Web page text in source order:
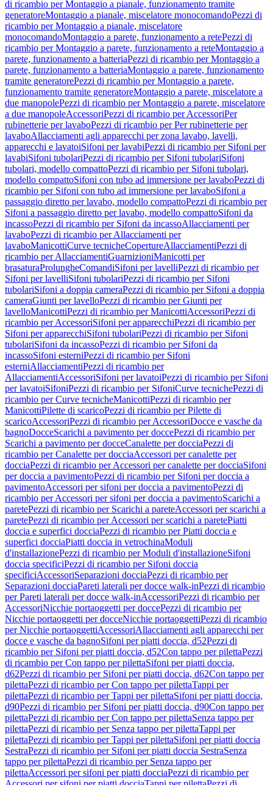
di ricambio per Montaggio a pianale, funzionamento tramite
generatoreMontaggio a pianale, miscelatore monocomandoPezzi di
ricambio per Montaggio a pianale, miscelatore
monocomandoMontaggio a parete, funzionamento a retePezzi di
ricambio per Montaggio a parete, funzionamento a reteMontaggio a
parete, funzionamento a batteriaPezzi di ricambio per Montaggio a
parete, funzionamento a batteriaMontaggio a parete, funzionamento
tramite generatorePezzi di ricambio per Montaggio a parete,
funzionamento tramite generatoreMontaggio a parete, miscelatore a
due manopolePezzi di ricambio per Montaggio a parete, miscelatore
a due manopoleAccessoriPezzi di ricambio per AccessoriPer
rubinetterie per lavaboPezzi di ricambio per Per rubinetterie per
lavaboAllacciamenti agli apparecchi per zona lavabo, lavelli,
apparecchi e lavatoiSifoni per lavabiPezzi di ricambio per Sifoni per
lavabiSifoni tubolariPezzi di ricambio per Sifoni tubolariSifoni
tubolari, modello compattoPezzi di ricambio per Sifoni tubolari,
modello compattoSifoni con tubo ad immersione per lavaboPezzi di
ricambio per Sifoni con tubo ad immersione per lavaboSifoni a
passaggio diretto per lavabo, modello compattoPezzi di ricambio per
Sifoni a passaggio diretto per lavabo, modello compattoSifoni da
incassoPezzi di ricambio per Sifoni da incassoAllacciamenti per
lavaboPezzi di ricambio per Allacciamenti per
lavaboManicottiCurve tecnicheCopertureAllacciamentiPezzi di
ricambio per AllacciamentiGuarnizioniManicotti per
brasaturaProlungheComandiSifoni per lavelliPezzi di ricambio per
Sifoni per lavelliSifoni tubolariPezzi di ricambio per Sifoni
tubolariSifoni a doppia cameraPezzi di ricambio per Sifoni a doppia
cameraGiunti per lavelloPezzi di ricambio per Giunti per
lavelloManicottiPezzi di ricambio per ManicottiAccessoriPezzi di
ricambio per AccessoriSifoni per apparecchiPezzi di ricambio per
Sifoni per apparecchiSifoni tubolariPezzi di ricambio per Sifoni
tubolariSifoni da incassoPezzi di ricambio per Sifoni da
incassoSifoni esterniPezzi di ricambio per Sifoni
esterniAllacciamentiPezzi di ricambio per
AllacciamentiAccessoriSifoni per lavatoiPezzi di ricambio per Sifoni
per lavatoiSifoniPezzi di ricambio per SifoniCurve tecnichePezzi di
ricambio per Curve tecnicheManicottiPezzi di ricambio per
ManicottiPilette di scaricoPezzi di ricambio per Pilette di
scaricoAccessoriPezzi di ricambio per AccessoriDocce e vasche da
bagnoDocceScarichi a pavimento per doccePezzi di ricambio per
Scarichi a pavimento per docceCanalette per docciaPezzi di
ricambio per Canalette per docciaAccessori per canalette per
docciaPezzi di ricambio per Accessori per canalette per docciaSifoni
per doccia a pavimentoPezzi di ricambio per Sifoni per doccia a
pavimentoAccessori per sifoni per doccia a pavimentoPezzi di
ricambio per Accessori per sifoni per doccia a pavimentoScarichi a
paretePezzi di ricambio per Scarichi a pareteAccessori per scarichi a
paretePezzi di ricambio per Accessori per scarichi a paretePiatti
doccia e superfici docciaPezzi di ricambio per Piatti doccia e
superfici docciaPiatti doccia in vetrochinaModuli
d'installazionePezzi di ricambio per Moduli d'installazioneSifoni
doccia specificiPezzi di ricambio per Sifoni doccia
specificiAccessoriSeparazioni docciaPezzi di ricambio per
Separazioni docciaPareti laterali per docce walk-inPezzi di ricambio
per Pareti laterali per docce walk-inAccessoriPezzi di ricambio per
AccessoriNicchie portaoggetti per doccePezzi di ricambio per
Nicchie portaoggetti per docceNicchie portaoggettiPezzi di ricambio
per Nicchie portaoggettiAccessoriAllacciamenti agli apparecchi per
docce e vasche da bagnoSifoni per piatti doccia, d52Pezzi di
ricambio per Sifoni per piatti doccia, d52Con tappo per pilettaPezzi
di ricambio per Con tappo per pilettaSifoni per piatti doccia,
d62Pezzi di ricambio per Sifoni per piatti doccia, d62Con tappo per
pilettaPezzi di ricambio per Con tappo per pilettaTappi per
pilettaPezzi di ricambio per Tappi per pilettaSifoni per piatti doccia,
d90Pezzi di ricambio per Sifoni per piatti doccia, d90Con tappo per
pilettaPezzi di ricambio per Con tappo per pilettaSenza tappo per
pilettaPezzi di ricambio per Senza tappo per pilettaTappi per
pilettaPezzi di ricambio per Tappi per pilettaSifoni per piatti doccia
SestraPezzi di ricambio per Sifoni per piatti doccia SestraSenza
tappo per pilettaPezzi di ricambio per Senza tappo per
pilettaAccessori per sifoni per piatti docciaPezzi di ricambio per